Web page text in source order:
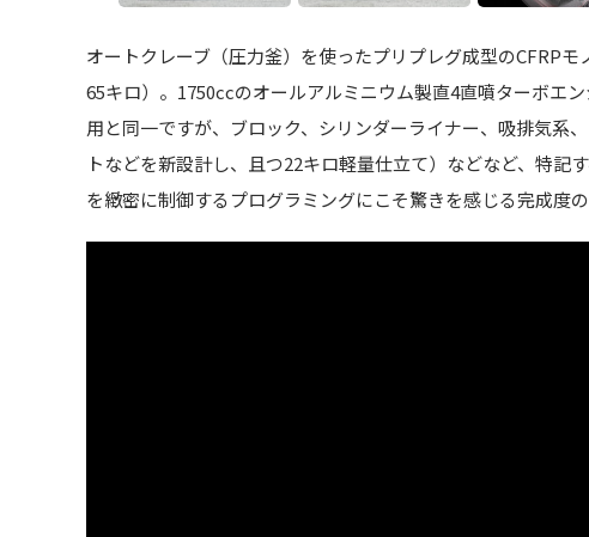
オートクレーブ（圧力釜）を使ったプリプレグ成型のCFRP
65キロ）。1750ccのオールアルミニウム製直4直噴ターボエ
用と同一ですが、ブロック、シリンダーライナー、吸排気系
トなどを新設計し、且つ22キロ軽量仕立て）などなど、特記
を緻密に制御するプログラミングにこそ驚きを感じる完成度の